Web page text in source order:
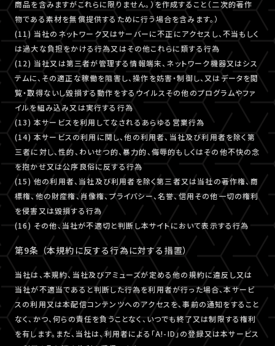
商品を含みますがこれらに限りません。）を作成すること（二次的著作
物である素材を無償提供するために行う場合を含みます。）
(11) 当社のネットワーク又はサーバーに不正にアクセスし、不当もしく
は過大な負担をかける行為又はその他これらに類する行為
(12) 当社又は第三者が管理する情報端末、ネットワーク機器又はシス
テムに、その適正な稼働を阻害し、操作を妨害・制御し、又はデータを閲
覧・取得ないし毀損する動作をするウイルスその他のプログラムやファ
イルを組み込み又は実行する行為
(13) 本サービスを利用してなされるあらゆる営業行為
(14) 本サービスの利用に関し、他の利用者、当社及び利用者を除く第
三者に対し、性的、わいせつ的、暴力的、侮辱的もしくはその他不快の念
を抱かせ又は公序良俗に反する行為
(15) 他の利用者、当社及び利用者を除く第三者又は当社の著作権、商
標権、他の財産権、肖像権、プライバシー、名誉、信用その他一切の権利
を侵害又は毀損する行為
(16) その他、当社が不適切と判断し本サイトにおいて表示する行為
第9条 （本規約に反する行為に対する措置）
当社は、本規約、当社及びアミューズが定める他の規約に違反し又は
当社が不適当であると判断した行為を利用者が行った場合、本サービ
スの利用又は本配信コンテンツへのアクセスを、事前の通知をすること
なく、かつ、何らの責任を負うことなく、いつでも終了又は制限する権利
を有します。また、当社は、利用者による「A!-ID」の登録又は本サービス